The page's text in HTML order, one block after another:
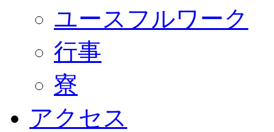
ユースフルワーク
行事
寮
アクセス